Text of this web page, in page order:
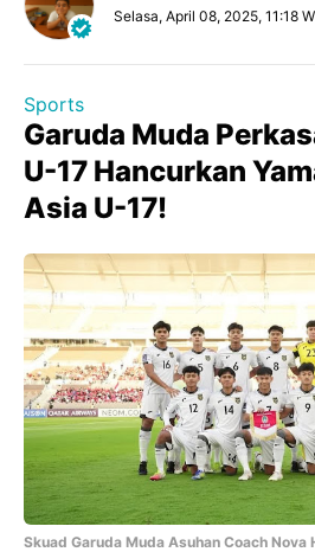
Selasa, April 08, 2025, 11:18
Sports
Garuda Muda
U-17 Hancurkan
Asia U-17!
Skuad Garuda Muda Asuhan Coach Nova